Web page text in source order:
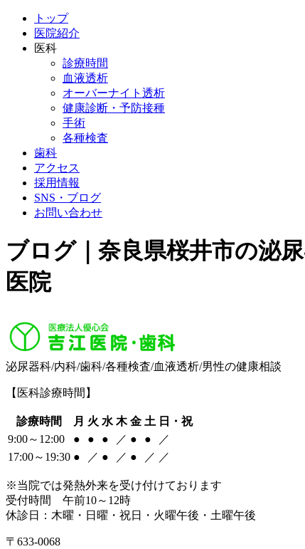
トップ
医院紹介
医科
診療時間
血液透析
オーバーナイト透析
健康診断・予防接種
手術
各種検査
歯科
アクセス
採用情報
SNS・ブログ
お問い合わせ
ブログ｜奈良県桜井市の泌
医院
泌尿器科/内科/歯科/各種検査/血液透析/男性の健康相談
【医科診療時間】
診療時間 月 火 水 木 金 土 日・祝
9:00～12:00
● ● ● ／ ● ●
／
17:00～19:30 ● ／ ● ／ ● ／ ／
※当院では発熱外来を受け付けております
受付時間 午前10～12時
休診日：木曜・日曜・祝日・火曜午後・土曜午後
〒633-0068